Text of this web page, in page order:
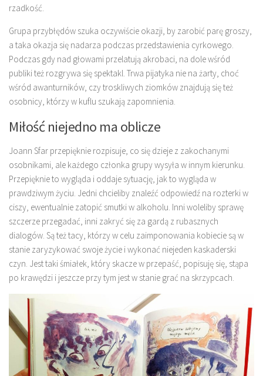
rzadkość.
Grupa przybłędów szuka oczywiście okazji, by zarobić parę groszy,
a taka okazja się nadarza podczas przedstawienia cyrkowego.
Podczas gdy nad głowami przelatują akrobaci, na dole wśród
publiki też rozgrywa się spektakl. Trwa pijatyka nie na żarty, choć
wśród awanturników, czy troskliwych ziomków znajdują się też
osobnicy, którzy w kuflu szukają zapomnienia.
Miłość niejedno ma oblicze
Joann Sfar przepięknie rozpisuje, co się dzieje z zakochanymi
osobnikami, ale każdego członka grupy wysyła w innym kierunku.
Przepięknie to wygląda i oddaje sytuację, jak to wygląda w
prawdziwym życiu. Jedni chcieliby znaleźć odpowiedź na rozterki w
ciszy, ewentualnie zatopić smutki w alkoholu. Inni woleliby sprawę
szczerze przegadać, inni zakryć się za gardą z rubasznych
dialogów. Są też tacy, którzy w celu zaimponowania kobiecie są w
stanie zaryzykować swoje życie i wykonać niejeden kaskaderski
czyn. Jest taki śmiałek, który skacze w przepaść, popisuję się, stąpa
po krawędzi i jeszcze przy tym jest w stanie grać na skrzypcach.